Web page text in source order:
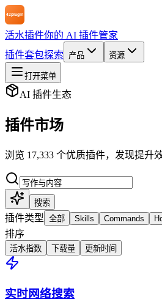
活水插件你的 AI 插件管家
插件套包探索 产品 资源
打开菜单
AI 插件生态
插件市场
浏览 17,333 个优质插件，发现提升
搜索
插件类型 全部 Skills Commands
排序
活水指数 下载量 更新时间
实时网络搜索